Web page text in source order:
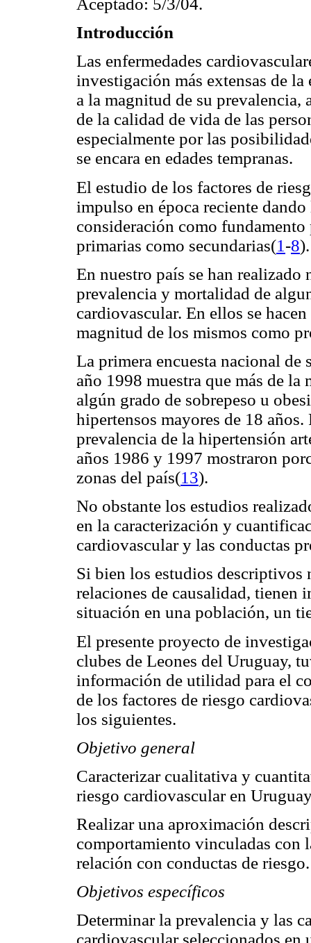
Aceptado: 5/3/04.
Introducción
Las enfermedades
investigación más extensas de
a la magnitud de su
de la calidad de vida de las
especialmente por las
se encara en edades tempranas.
El estudio de los factores de
impulso en época reciente
consideración como
primarias como secundarias(1 -8).
En nuestro país se han realizado
prevalencia y mortalidad de
cardiovascular. En ellos se
magnitud de los mismos como
La primera encuesta nacional de
año 1998 muestra que más de
algún grado de sobrepeso u
hipertensos mayores de 18
prevalencia de la hipertensión
años 1986 y 1997 mostraron
zonas del país(13).
No obstante los estudios
en la caracterización y
cardiovascular y las conductas
Si bien los estudios descriptivos
relaciones de causalidad, tienen
situación en una población, un
El presente proyecto de
clubes de Leones del Uruguay,
información de utilidad para el
de los factores de riesgo
los siguientes.
Objetivo general
Caracterizar cualitativa y
riesgo cardiovascular en
Realizar una aproximación
comportamiento vinculadas con
relación con conductas de riesgo.
Objetivos específicos
Determinar la prevalencia y las